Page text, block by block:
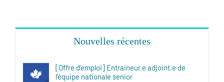
Nouvelles récentes
[Offre d’emploi] Entraineur.e adjoint.e de
l’équipe nationale senior